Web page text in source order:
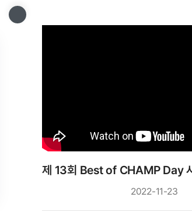
제 13회 Best of CHAMP Day 사
2022-11-23